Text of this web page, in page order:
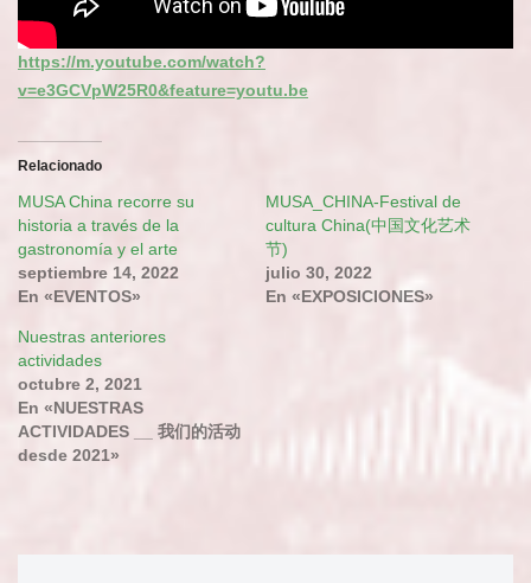
https://m.youtube.com/watch?
v=e3GCVpW25R0&feature=youtu.be
Relacionado
MUSA China recorre su
historia a través de la
gastronomía y el arte
septiembre 14, 2022
En «EVENTOS»
MUSA_CHINA-Festival de
cultura China(中国文化艺术
节)
julio 30, 2022
En «EXPOSICIONES»
Nuestras anteriores
actividades
octubre 2, 2021
En «NUESTRAS
ACTIVIDADES __ 我们的活动
desde 2021»